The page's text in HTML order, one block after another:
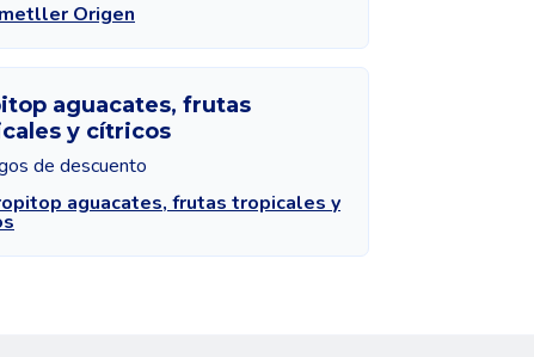
Origen
aguacates, frutas
y cítricos
de descuento
aguacates, frutas tropicales y